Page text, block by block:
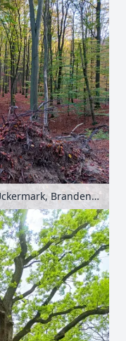
Buchenwald im Grumsiner Forst, Uckermark, Brandenburg, Deutschland